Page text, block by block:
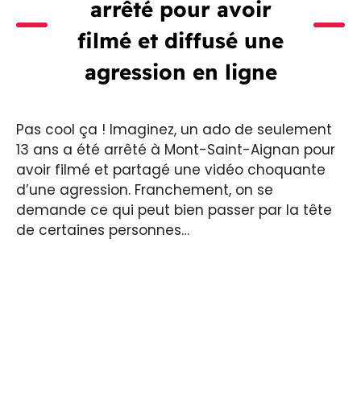
arrêté pour avoir
filmé et diffusé une
agression en ligne
Pas cool ça ! Imaginez, un ado de seulement
13 ans a été arrêté à Mont-Saint-Aignan pour
avoir filmé et partagé une vidéo choquante
d’une agression. Franchement, on se
demande ce qui peut bien passer par la tête
de certaines personnes…